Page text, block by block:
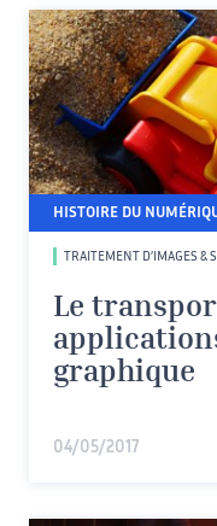
HISTOIRE DU
TRAITEMENT D’IMAGES &
Le
graphique
04/05/2017